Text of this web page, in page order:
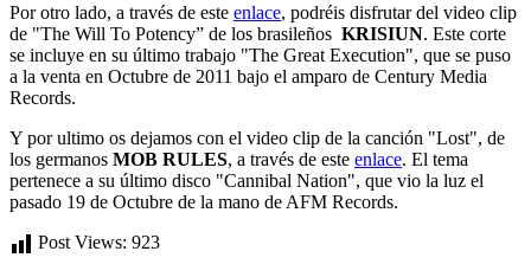
Por otro lado, a través de este enlace, podréis disfrutar del video clip
de "The Will To Potency” de los brasileños KRISIUN. Este corte
se incluye en su último trabajo "The Great Execution", que se puso
a la venta en Octubre de 2011 bajo el amparo de Century Media
Records.
Y por ultimo os dejamos con el video clip de la canción "Lost", de
los germanos MOB RULES, a través de este enlace. El tema
pertenece a su último disco "Cannibal Nation", que vio la luz el
pasado 19 de Octubre de la mano de AFM Records.
Post Views: 923